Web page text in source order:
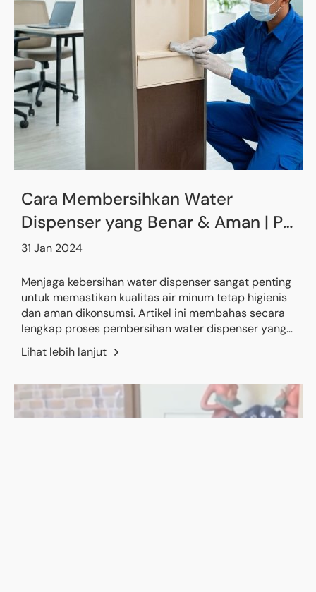
Cara Membersihkan Water
Dispenser yang Benar & Aman | PT
Baja Putih
31 Jan 2024
Menjaga kebersihan water dispenser sangat penting
untuk memastikan kualitas air minum tetap higienis
dan aman dikonsumsi. Artikel ini membahas secara
lengkap proses pembersihan water dispenser yang
benar, mulai dari langkah persiapan, cara
membersihkan bagian dalam dan luar dispenser,
awet dan bebas dari bakteri. Dengan panduan
praktis ini, Anda dapat meningkatkan kesehatan
keluarga sekaligus memperpanjang umur perangkat
Lihat lebih lanjut